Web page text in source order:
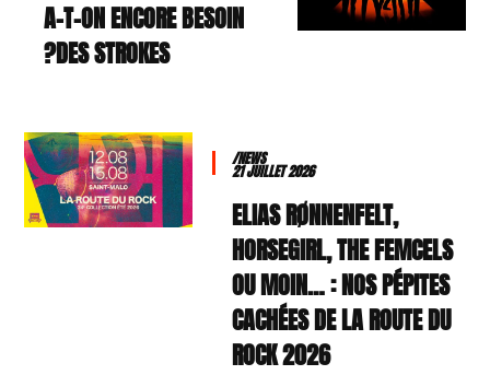
A-T-ON ENCORE BESOIN
DES STROKES?
/NEWS
21 JUILLET 2026
ELIAS RØNNENFELT,
HORSEGIRL, THE FEMCELS
OU MOIN… : NOS PÉPITES
CACHÉES DE LA ROUTE DU
ROCK 2026